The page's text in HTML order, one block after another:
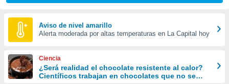
las
y
forma
digital
basada
Aviso de nivel amarillo
Alerta moderada por altas temperaturas en La Capital hoy
Ciencia
¿Será realidad el chocolate resistente al calor?
Científicos trabajan en chocolates que no se